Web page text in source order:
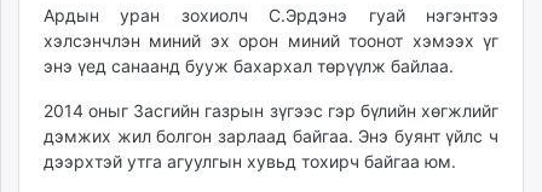
today.mn
zuv.mn
ugluu.mn
urlag.mn
unen.mn
Ардын уран зохиолч С.Эрдэнэ гуай нэгэнтээ
хэлсэнчлэн миний эх орон миний тоонот хэмээх үг
энэ үед санаанд бууж бахархал төрүүлж байлаа.
2014 оныг Засгийн газрын зүгээс гэр бүлийн хөгжлийг
дэмжих жил болгон зарлаад байгаа. Энэ буянт үйлс ч
дээрхтэй утга агуулгын хувьд тохирч байгаа юм.